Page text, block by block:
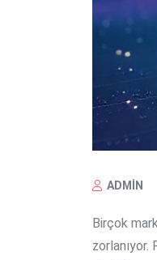
ADMIN
Birçok